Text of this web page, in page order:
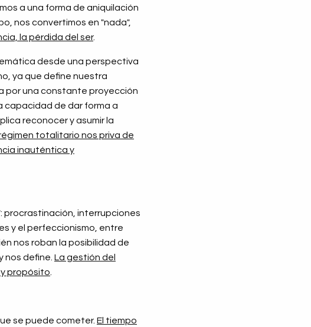
a una forma de aniquilación
nos convertimos en "nada",
la pérdida del ser.
desde una perspectiva
ya que define nuestra
por una constante proyección
capacidad de dar forma a
reconocer y asumir la
totalitario nos priva de
inauténtica y
procrastinación, interrupciones
y el perfeccionismo, entre
nos roban la posibilidad de
nos define. La gestión del
propósito
se puede cometer. El tiempo